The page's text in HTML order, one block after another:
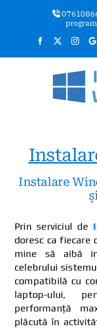
Facebook
X
Instalare
Prin serviciul de
doresc ca fiecare
mine să aibă
celebrului
compatibilă cu
laptop-ului,
performanță
plăcută în